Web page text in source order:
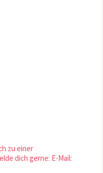
zu einer
dich gerne: E-Mail: